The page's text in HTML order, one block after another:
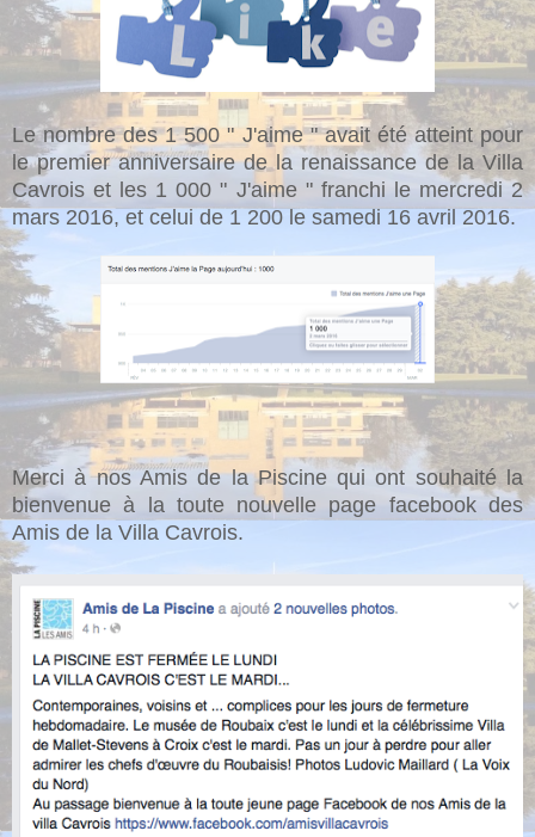
Le nombre des 1 500 " J'aime " avait été atteint pour
le premier anniversaire de la renaissance de la Villa
Cavrois et les 1 000 " J'aime " franchi le mercredi 2
mars 2016, et celui de 1 200 le samedi 16 avril 2016.
Merci à nos Amis de la Piscine qui ont souhaité la
bienvenue à la toute nouvelle page facebook des
Amis de la Villa Cavrois.